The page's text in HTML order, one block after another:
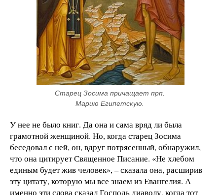
Старец Зосима причащает прп.
Марию Египетскую.
У нее не было книг. Да она и сама вряд ли была
грамотной женщиной. Но, когда старец Зосима
беседовал с ней, он, вдруг потрясенный, обнаружил,
что она цитирует Священное Писание. «Не хлебом
единым будет жив человек», – сказала она, расширив
эту цитату, которую мы все знаем из Евангелия. А
именно эти слова сказал Господь диаволу, когда тот